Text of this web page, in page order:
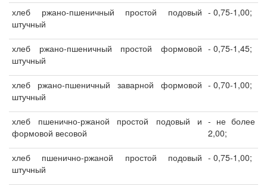
хлеб ржано-пшеничный простой подовый
штучный
- 0,75-1,00;
хлеб ржано-пшеничный простой формовой
штучный
- 0,75-1,45;
хлеб ржано-пшеничный заварной формовой
штучный
- 0,70-1,00;
хлеб пшенично-ржаной простой подовый и
формовой весовой
- не более
2,00;
хлеб пшенично-ржаной простой подовый
штучный
- 0,75-1,00;